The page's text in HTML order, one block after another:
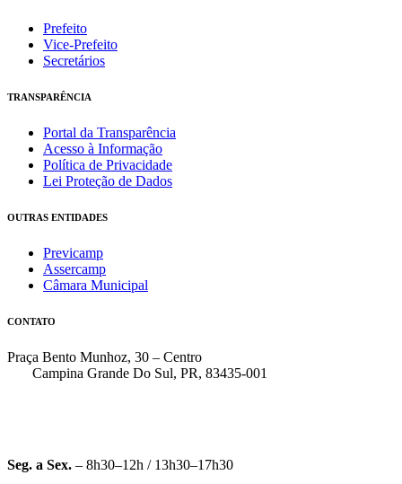
Prefeito
Vice-Prefeito
Secretários
TRANSPARÊNCIA
Portal da Transparência
Acesso à Informação
Política de Privacidade
Lei Proteção de Dados
OUTRAS ENTIDADES
Previcamp
Assercamp
Câmara Municipal
CONTATO
Praça Bento Munhoz, 30 – Centro
Campina Grande Do Sul, PR, 83435-001
Seg. a Sex. – 8h30–12h / 13h30–17h30